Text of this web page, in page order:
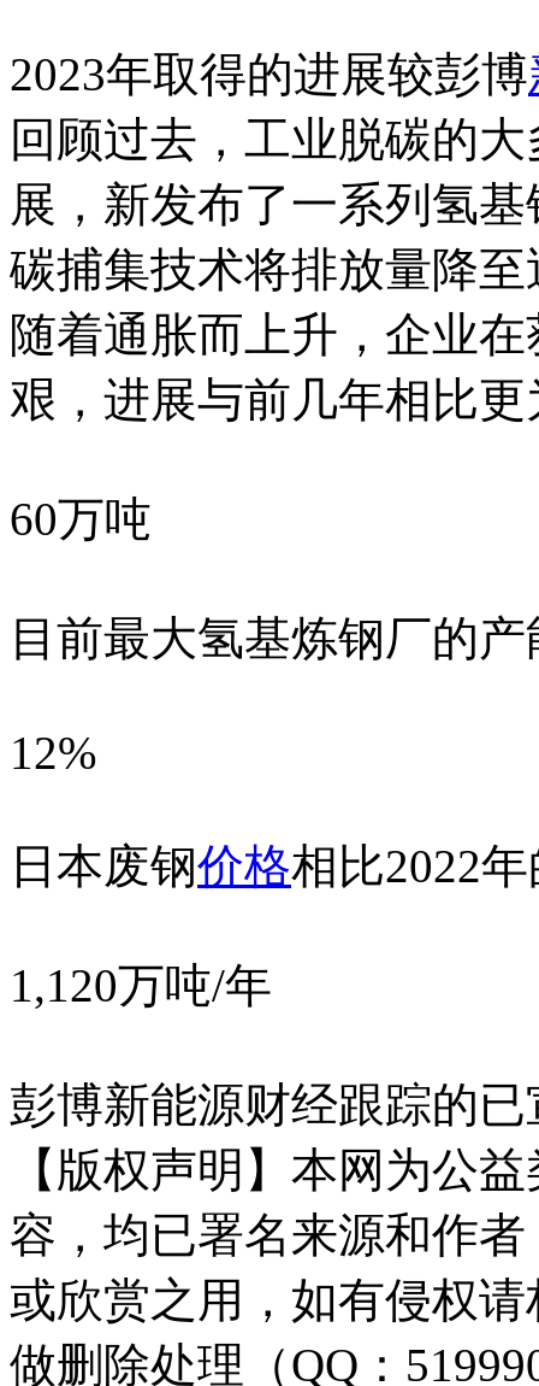
2023年取得的进展较彭博
回顾过去，工业脱碳的
展，新发布了一系列氢
碳捕集技术将排放量降
随着通胀而上升，企业
艰，进展与前几年相比
60万吨
目前最大氢基炼钢厂的产
12%
日本废钢价格相比2022
1,120万吨/年
彭博新能源财经跟踪的
【版权声明】本网为公
容，均已署名来源和作
或欣赏之用，如有侵权
做删除处理（QQ：